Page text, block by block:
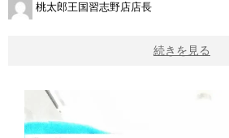
桃太郎王国習志野店店長
続きを見る